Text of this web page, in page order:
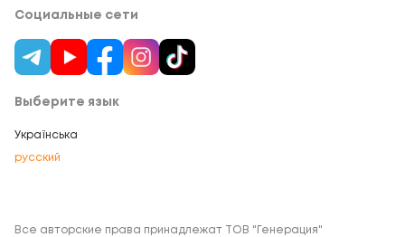
Социальные сети
Выберите язык
Українська
русский
Все авторские права принадлежат ТОВ "Генерация"